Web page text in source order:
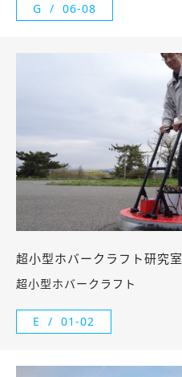
G 06-08
超小型ホバークラフト研究室
超小型ホバークラフト
E 01-02